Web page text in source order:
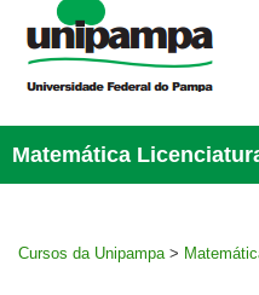
Matemática
Cursos da Unipampa >